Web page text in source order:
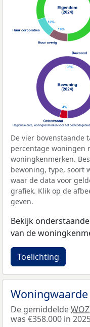
De vier bovenstaande
percentage woningen
woningkenmerken.
bewoning, type, soort
waar de data voor
grafiek. Klik op de
geven.
Bekijk
van de
Toelichting
De gemiddelde
was €358.000 in